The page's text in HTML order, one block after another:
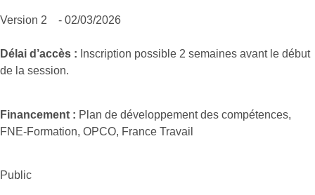
Version 2 - 02/03/2026
Délai d’accès : Inscription possible 2 semaines avant le début
de la session.
Financement : Plan de développement des compétences,
FNE-Formation, OPCO, France Travail
Public